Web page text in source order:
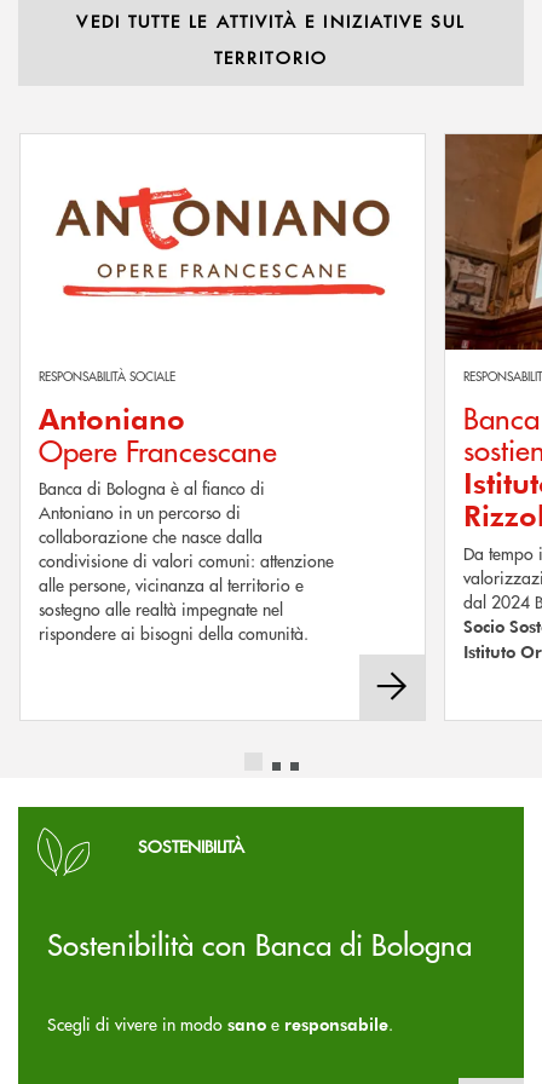
VEDI TUTTE LE ATTIVITÀ E INIZIATIVE SUL
TERRITORIO
RESPONSABILITÀ SOCIALE
Antoniano
Opere Francescane
Banca di Bologna è al fianco di
Antoniano in un percorso di
collaborazione che nasce dalla
condivisione di valori comuni: attenzione
alle persone, vicinanza al territorio e
sostegno alle realtà impegnate nel
rispondere ai bisogni della comunità.
Scopri di
Da tempo
dal 2024
Socio
Istituto
SOSTENIBILITÀ
Sostenibilità con Banca di Bologna
Scegli di vivere in modo sano e responsabile.